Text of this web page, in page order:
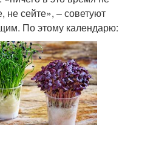
не сейте», – советуют
По этому календарю: